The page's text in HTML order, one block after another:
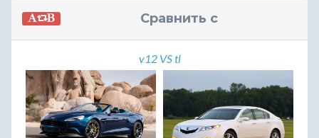
Сравнить с
v12 VS tl